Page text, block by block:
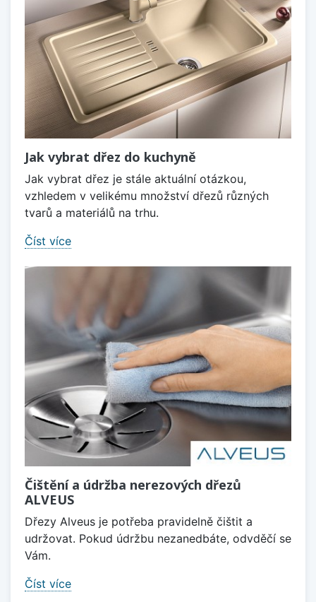
Jak vybrat dřez do kuchyně
Jak vybrat dřez je stále aktuální otázkou,
vzhledem v velikému množství dřezů různých
tvarů a materiálů na trhu.
Číst více
Čištění a údržba nerezových dřezů
ALVEUS
Dřezy Alveus je potřeba pravidelně čištit a
udržovat. Pokud údržbu nezanedbáte, odvděčí se
Vám.
Číst více